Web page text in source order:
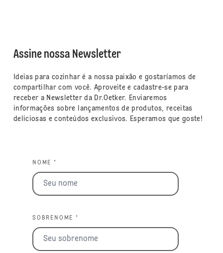
Assine nossa Newsletter
Ideias para cozinhar é a nossa paixão e gostaríamos de
compartilhar com você. Aproveite e cadastre-se para
receber a Newsletter da Dr.Oetker. Enviaremos
informações sobre lançamentos de produtos, receitas
deliciosas e conteúdos exclusivos. Esperamos que goste!
NOME *
SOBRENOME *